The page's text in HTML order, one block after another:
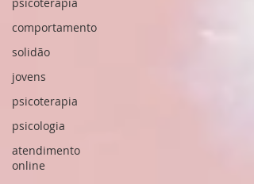
comportamento
solidão
jovens
psicoterapia
psicologia
atendimento
online